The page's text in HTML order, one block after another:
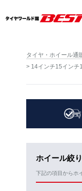
タイヤ・ホイール通
14インチ15インチ
ホイール絞
下記の項目からホ